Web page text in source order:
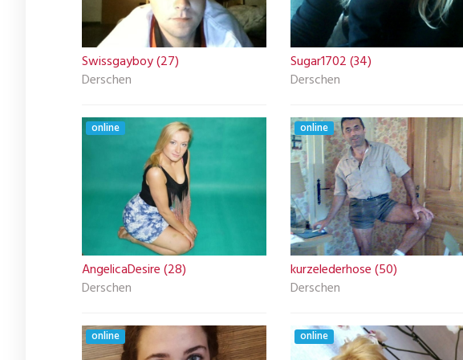
Swissgayboy (27)
Derschen
Sugar1702 (34)
Derschen
online
AngelicaDesire (28)
Derschen
online
kurzelederhose (50)
Derschen
online online